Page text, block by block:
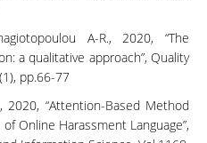
A-R., 2020, “The
a qualitative approach”, Quality
pp.66-77
2020, “Attention-Based Method
Online Harassment Language”,